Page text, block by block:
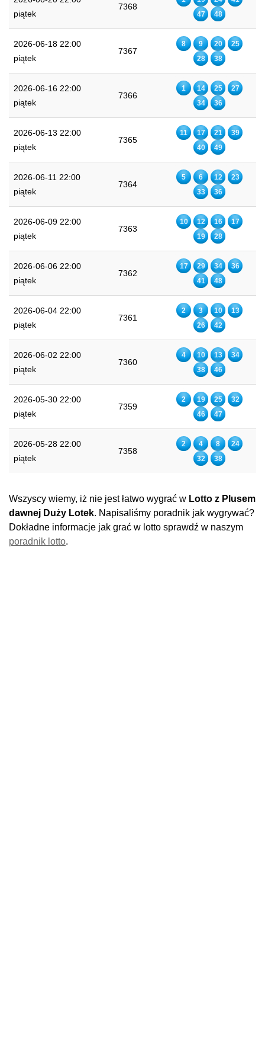
piątek
7368
47
48
2026-06-18 22:00
piątek
7367
8 9 20
25
28
38
2026-06-16 22:00
piątek
7366
1 14 25
27
34
36
2026-06-13 22:00
piątek
7365
11 17 21
39
40
49
2026-06-11 22:00
piątek
7364
5 6 12
23
33
36
2026-06-09 22:00
piątek
7363
10 12 16
17
19
28
2026-06-06 22:00
piątek
7362
17 29 34
36
41
48
2026-06-04 22:00
piątek
7361
2 3 10
13
26
42
2026-06-02 22:00
piątek
7360
4 10 13
34
38
46
2026-05-30 22:00
piątek
7359
2 19 25
32
46
47
2026-05-28 22:00
piątek
7358
2 4 8
24
32
38
Wszyscy wiemy, iż nie jest łatwo wygrać w Lotto z Plusem
dawnej Duży Lotek. Napisaliśmy poradnik jak wygrywać?
Dokładne informacje jak grać w lotto sprawdź w naszym
poradnik lotto.